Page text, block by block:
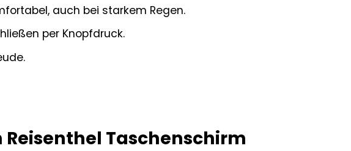
auch bei starkem Regen.
per Knopfdruck.
Taschenschirm